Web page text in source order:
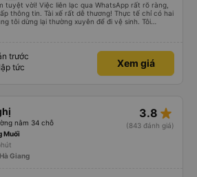
tuyệt vời! Việc liên lạc qua WhatsApp rất rõ ràng,
thông tin. Tài xế rất dễ thương! Thực tế chỉ có hai
tôi dừng lại thường xuyên để đi vệ sinh. Tôi
khăn giấy và nước rửa tay vì nhà vệ sinh trên
trước
tức
Xem giá
nằm 34 chỗ
3.8 star_rate
(843 đánh giá)
Muối
Giang